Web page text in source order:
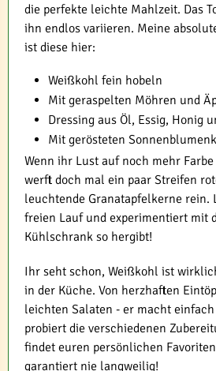
die perfekte leichte Mahlzeit. Das
ihn endlos variieren. Meine
ist diese hier:
Weißkohl fein hobeln
Mit geraspelten Möhren und
Dressing aus Öl, Essig, Honig
Mit gerösteten
Wenn ihr Lust auf noch mehr
werft doch mal ein paar Streifen
leuchtende Granatapfelkerne rein.
freien Lauf und experimentiert mit
Kühlschrank so hergibt!
Ihr seht schon, Weißkohl ist
in der Küche. Von herzhaften
leichten Salaten - er macht
probiert die verschiedenen
findet euren persönlichen
garantiert nie langweilig!